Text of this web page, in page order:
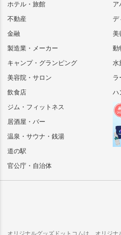
ホテル・旅館
不動産
金融
製造業・メーカー
キャンプ・グランピング
美容院・サロン
飲食店
ジム・フィットネス
居酒屋・バー
温泉・サウナ・銭湯
道の駅
官公庁・自治体
ア
デ
美
動
水
ラ
ハ
オリジナルグッズドットコムは、オリジ